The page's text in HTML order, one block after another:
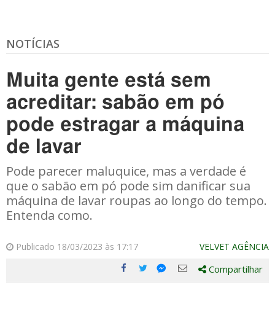
NOTÍCIAS
Muita gente está sem
acreditar: sabão em pó
pode estragar a máquina
de lavar
Pode parecer maluquice, mas a verdade é
que o sabão em pó pode sim danificar sua
máquina de lavar roupas ao longo do tempo.
Entenda como.
Publicado 18/03/2023 às 17:17 VELVET AGÊNCIA
Compartilhe
Compartilhe
Compartilhe
Compartilhe
Compartilhar